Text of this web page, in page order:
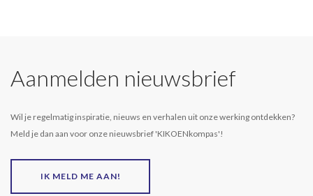
Aanmelden nieuwsbrief
Wil je regelmatig inspiratie, nieuws en verhalen uit onze werking ontdekken?
Meld je dan aan voor onze nieuwsbrief 'KIKOENkompas'!
IK MELD ME AAN!